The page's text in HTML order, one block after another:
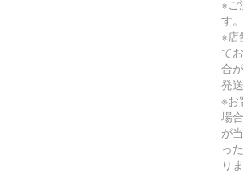
※ご
す。
※店
て
合
発
※お
場
が
っ
り